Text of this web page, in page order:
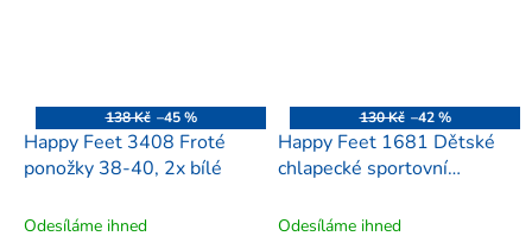
138 Kč –45 %
Happy Feet 3408 Froté
ponožky 38-40, 2x bílé
Odesíláme ihned
130 Kč –42 %
Happy Feet 1681 Dětské
chlapecké sportovní
vícebarevné 3ks
Odesíláme ihned